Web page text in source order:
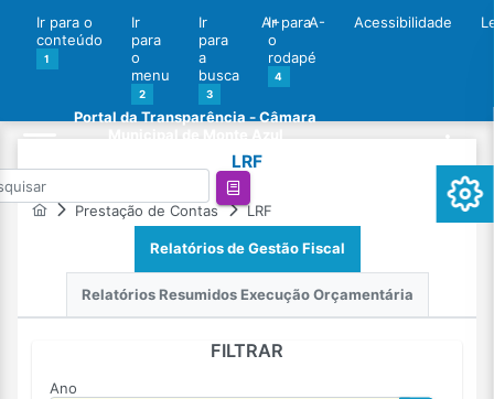
Ir para o
conteúdo
1
Ir
para
o
menu
2
Ir
para
a
busca
3
Ir para
o
rodapé
4
A+ A- Acessibilidade
Portal da Transparência - Câmara
LRF
Prestação de Contas LRF
Relatórios de Gestão Fiscal
Relatórios Resumidos Execução Orçamentária
FILTRAR
Ano